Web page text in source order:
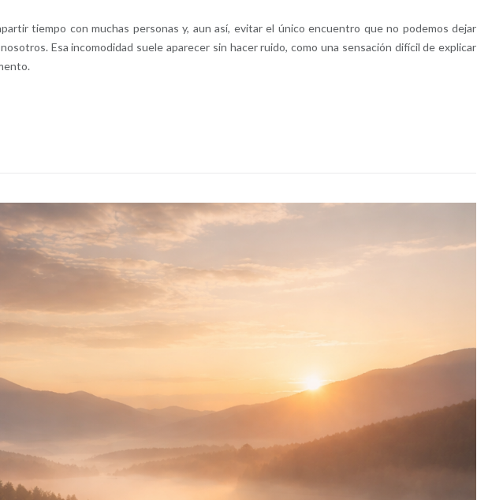
tiempo con muchas personas y, aun así, evitar el único encuentro que no podemos dejar
Esa incomodidad suele aparecer sin hacer ruido, como una sensación difícil de explicar